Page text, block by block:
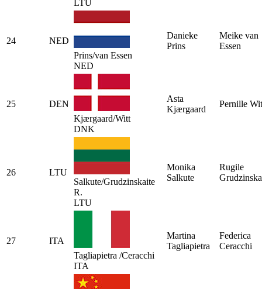
LTU
24
NED
Prins/van Essen
NED
Danieke
Prins
Meike van
Essen
25
DEN
Kjærgaard/Witt
DNK
Asta
Kjærgaard
Pernille
26
LTU
Salkute/Grudzinskaite
R.
LTU
Monika
Salkute
Rugile
27
ITA
Tagliapietra /Ceracchi
ITA
Martina
Tagliapietra
Federica
Ceracchi